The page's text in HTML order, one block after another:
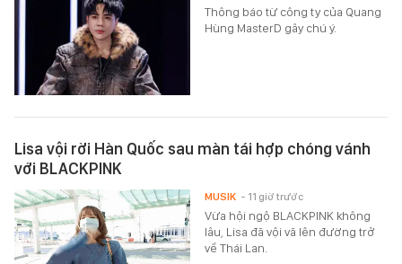
Thông báo từ công ty của Quang
Hùng MasterD gây chú ý.
Lisa vội rời Hàn Quốc sau màn tái hợp chóng vánh
với BLACKPINK
Vừa hội ngộ BLACKPINK không
lâu, Lisa đã vội vã lên đường trở
về Thái Lan.
MUSIK - 11 giờ trước